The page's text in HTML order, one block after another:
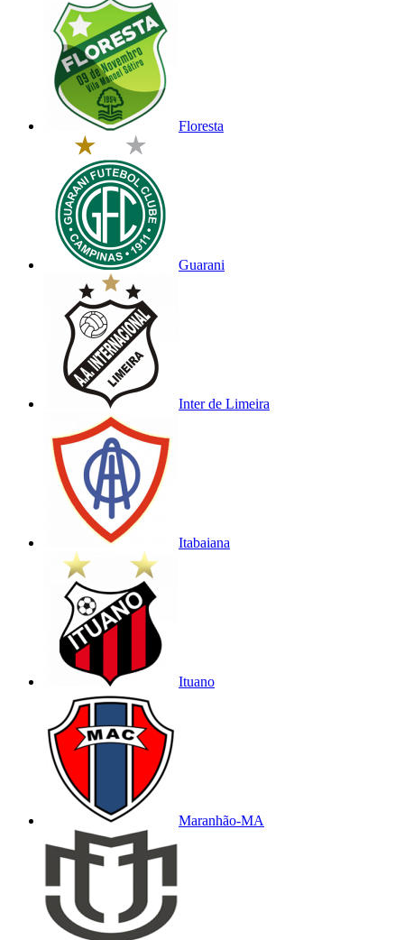
Floresta
Guarani
Inter de Limeira
Itabaiana
Ituano
Maranhão-MA